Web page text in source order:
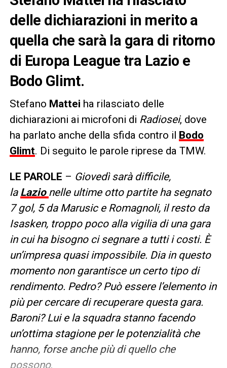
delle dichiarazioni in merito a
quella che sarà la gara di ritorno
di Europa League tra Lazio e
Bodo Glimt.
Stefano Mattei ha rilasciato delle
dichiarazioni ai microfoni di Radiosei, dove
ha parlato anche della sfida contro il Bodo
Glimt. Di seguito le parole riprese da TMW.
LE PAROLE – Giovedì sarà difficile,
la Lazio nelle ultime otto partite ha segnato
7 gol, 5 da Marusic e Romagnoli, il resto da
Isasken, troppo poco alla vigilia di una gara
in cui ha bisogno ci segnare a tutti i costi. È
un’impresa quasi impossibile. Dia in questo
momento non garantisce un certo tipo di
rendimento. Pedro? Può essere l’elemento in
più per cercare di recuperare questa gara.
Baroni? Lui e la squadra stanno facendo
un’ottima stagione per le potenzialità che
hanno, forse anche più di quello che
possono.